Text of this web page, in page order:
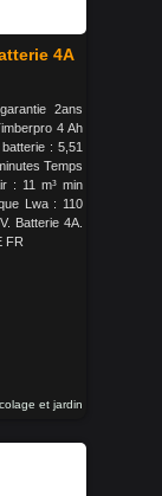
4A
2ans
4 Ah
: 5,51
Temps
: 11 m³ min
Lwa : 110
Batterie 4A.
FR
et jardin